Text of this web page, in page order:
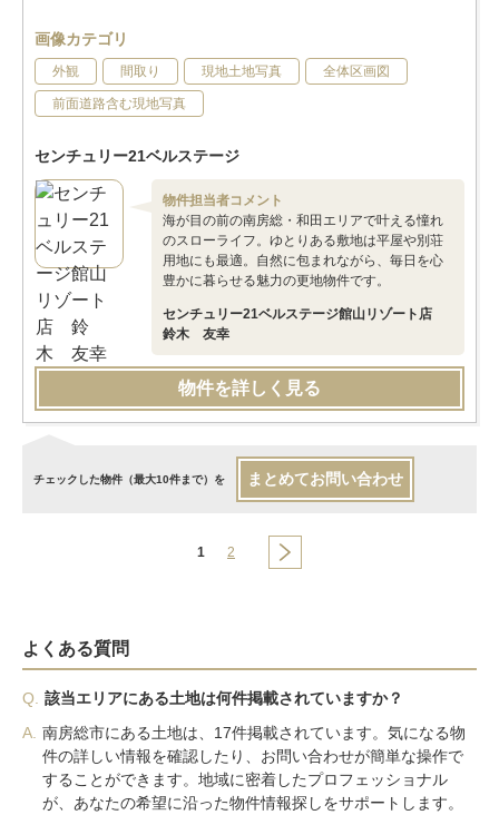
画像カテゴリ
外観 間取り 現地土地写真 全体区画図
前面道路含む現地写真
センチュリー21ベルステージ
物件担当者コメント
海が目の前の南房総・和田エリアで叶える憧れ
のスローライフ。ゆとりある敷地は平屋や別荘
用地にも最適。自然に包まれながら、毎日を心
豊かに暮らせる魅力の更地物件です。
センチュリー21ベルステージ館山リゾート店
鈴木 友幸
物件を詳しく見る
チェックした物件（最大10件まで）を まとめてお問い合わせ
1 2
よくある質問
Q.
該当エリアにある土地は何件掲載されていますか？
A. 南房総市にある土地は、17件掲載されています。気になる物
件の詳しい情報を確認したり、お問い合わせが簡単な操作で
することができます。地域に密着したプロフェッショナル
が、あなたの希望に沿った物件情報探しをサポートします。